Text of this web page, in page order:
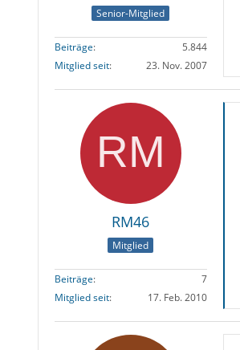
Senior-Mitglied
Beiträge
5.844
Mitglied seit
23. Nov. 2007
RM46
Mitglied
Beiträge
7
Mitglied seit
17. Feb. 2010